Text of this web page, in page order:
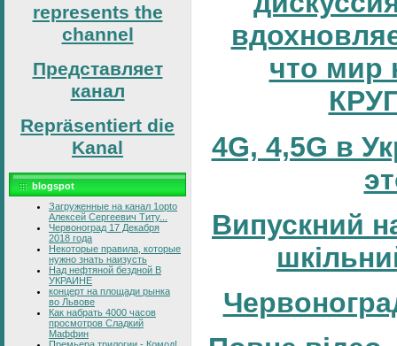
represents the
channel
Представляет
канал
Repräsentiert die
Kanal
blogspot
Загруженные на канал 1opto
Алексей Сергеевич Титу...
Червоноград 17 Декабря
2018 года
Некоторые правила, которые
нужно знать наизусть
Над нефтяной бездной В
УКРАИНЕ
концерт на площади рынка
во Львове
Как набрать 4000 часов
просмотров Сладкий
Маффин
что мир
4G, 4,5G в
Випускний